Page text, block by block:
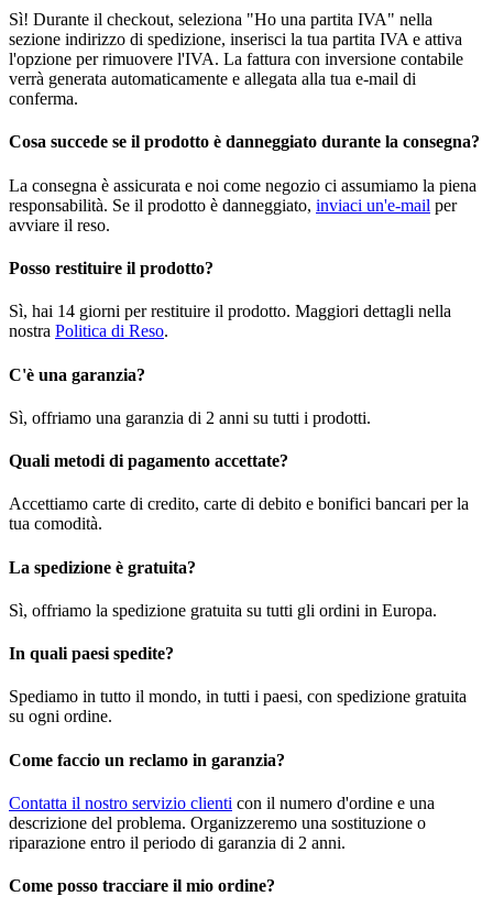
Sì! Durante il checkout, seleziona "Ho una partita IVA" nella
sezione indirizzo di spedizione, inserisci la tua partita IVA e attiva
l'opzione per rimuovere l'IVA. La fattura con inversione contabile
verrà generata automaticamente e allegata alla tua e-mail di
conferma.
Cosa succede se il prodotto è danneggiato durante la consegna?
La consegna è assicurata e noi come negozio ci assumiamo la piena
responsabilità. Se il prodotto è danneggiato, inviaci un'e-mail per
avviare il reso.
Posso restituire il prodotto?
Sì, hai 14 giorni per restituire il prodotto. Maggiori dettagli nella
nostra Politica di Reso.
C'è una garanzia?
Sì, offriamo una garanzia di 2 anni su tutti i prodotti.
Quali metodi di pagamento accettate?
Accettiamo carte di credito, carte di debito e bonifici bancari per la
tua comodità.
La spedizione è gratuita?
Sì, offriamo la spedizione gratuita su tutti gli ordini in Europa.
In quali paesi spedite?
Spediamo in tutto il mondo, in tutti i paesi, con spedizione gratuita
su ogni ordine.
Come faccio un reclamo in garanzia?
Contatta il nostro servizio clienti con il numero d'ordine e una
descrizione del problema. Organizzeremo una sostituzione o
riparazione entro il periodo di garanzia di 2 anni.
Come posso tracciare il mio ordine?